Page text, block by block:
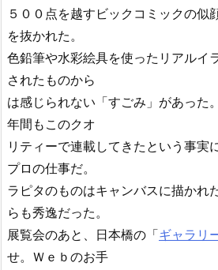
５００点を越すビックコミックの似
を抜かれた。
色鉛筆や水彩絵具を使ったリアルイ
されたものから
は感じられない「すごみ」があった
年間もこのクオ
リティーで連載してきたという事実
プロの仕事だ。
ラピタのものはキャンバスに描かれ
らも秀逸だった。
展覧会のあと、日本橋の「ギャラリ
せ。Ｗｅｂのお手